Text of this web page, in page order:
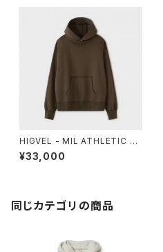
HIGVEL - MIL ATHLETIC H
OODED SWEAT
¥33,000
同じカテゴリの商品